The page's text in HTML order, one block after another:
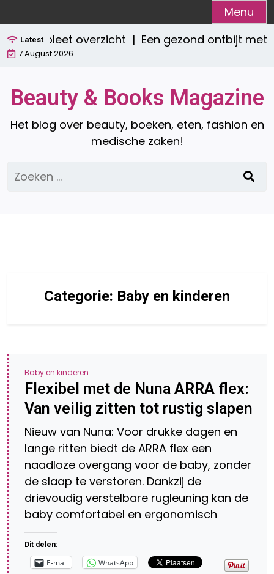
naar
de
inhoud
Menu
Latest
compleet overzicht | Een gezond ontbijt
7 August 2026
Beauty & Books Magazine
Het blog over beauty, boeken, eten, fashion en
medische zaken!
Zoeken
naar:
Categorie: Baby en kinderen
Baby en kinderen
Flexibel met de Nuna ARRA flex:
Van veilig zitten tot rustig slapen
Nieuw van Nuna: Voor drukke dagen en
lange ritten biedt de ARRA flex een
naadloze overgang voor de baby, zonder
de slaap te verstoren. Dankzij de
drievoudig verstelbare rugleuning kan de
baby comfortabel en ergonomisch
Dit delen:
E-mail WhatsApp